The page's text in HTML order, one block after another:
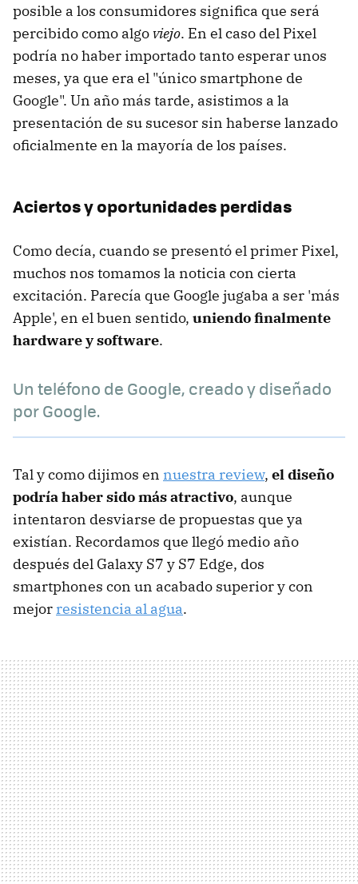
posible a los consumidores significa que será
percibido como algoviejo. En el caso del Pixel
podría no haber importado tanto esperar unos
meses, ya que era el "único smartphone de
Google". Un año más tarde, asistimos a la
presentación de su sucesor sin haberse lanzado
oficialmente en la mayoría de los países.
Aciertos y oportunidades perdidas
Como decía, cuando se presentó el primer Pixel,
muchos nos tomamos la noticia con cierta
excitación. Parecía que Google jugaba a ser 'más
Apple', en el buen sentido, uniendo finalmente
hardware y software.
Un teléfono de Google, creado y diseñado
por Google.
Tal y como dijimos en nuestra review, el diseño
podría haber sido más atractivo, aunque
intentaron desviarse de propuestas que ya
existían. Recordamos que llegó medio año
después del Galaxy S7 y S7 Edge, dos
smartphones con un acabado superior y con
mejor resistencia al agua.